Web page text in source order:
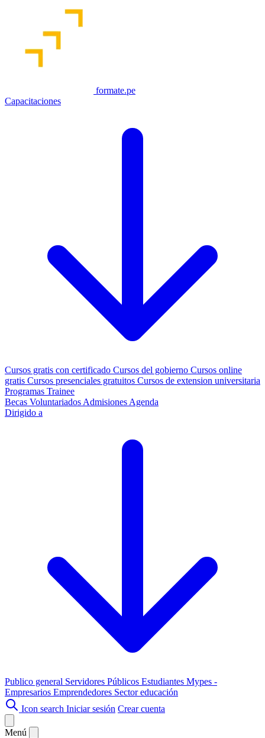
formate.pe
Capacitaciones
Cursos gratis con certificado Cursos del gobierno Cursos online
gratis Cursos presenciales gratuitos Cursos de extension universitaria
Programas Trainee
Becas Voluntariados Admisiones Agenda
Dirigido a
Publico general Servidores Públicos Estudiantes Mypes -
Empresarios Emprendedores Sector educación
Icon search Iniciar sesión Crear cuenta
Menú